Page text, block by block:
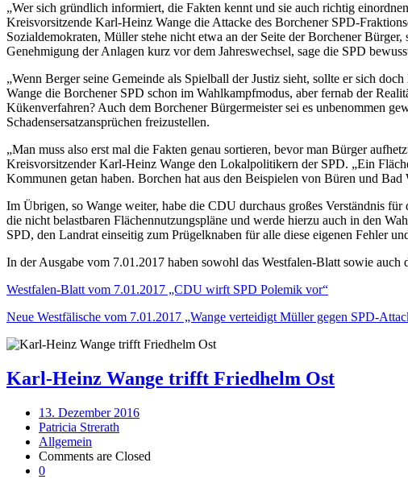
„Wer sich gründlich informiert, die Fakten kennt und sie auch richtig
Kreisvorsitzende Karl-Heinz Wange die Attacke des Borchener SPD-
Sozialdemokraten, Müller stehe nicht etwa an der Seite der Borchener
Genehmigung der Anlagen kurz vor dem Jahreswechsel, sage die SPD
„Wenn Berger seine Gemeinde als Spielball der Justiz sieht, sollte er sich
Wange die Borchener SPD schon im Wahlkampfmodus, aber fernab der
Kükenverfahren? Auch dem Borchener Bürgermeister sei es unbenommen
Schadensersatzansprüchen freizustellen.
„Man muss also erst mal die Fakten genau sortieren, bevor man Bürger
Kreisvorsitzender Karl-Heinz Wange den Lokalpolitikern der SPD. „Ein
Kommunen getan haben. Borchen hat aus den Beispielen von Büren und
Im Übrigen, so Wange weiter, habe die CDU durchaus großes Verständnis
die nicht belastbaren Flächennutzungspläne und werde hierzu auch in den
SPD, den Landrat einseitig zum Prügelknaben für alle diese eigenen Fehler
In der Ausgabe vom 7.01.2017 haben sowohl das Westfalen-Blatt sowie
Westfalen-Blatt vom 7.01.2017 „CDU wirft SPD Polemik vor“
Neue Westfälische vom 7.01.2017 „Wange verteidigt Müller gegen SPD-
Karl-Heinz Wange trifft Friedhelm Ost
13. Dezember 2016
Patricia Strerath
Allgemein
Comments are Closed
0